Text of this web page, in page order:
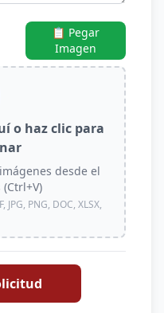
📋 Pegar
Imagen
o haz clic para
desde el
PNG, DOC, XLSX,